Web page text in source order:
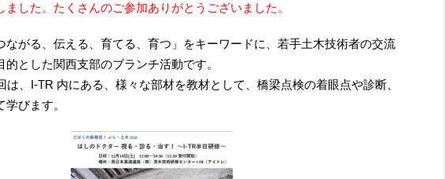
した。たくさんのご参加ありがとうございました。
がる、伝える、育てる、育つ」をキーワードに、若手土木技術者の交流
的とした関西支部のブランチ活動です。
は、I-TR 内にある、様々な部材を教材として、橋梁点検の着眼点や診断、
びます。